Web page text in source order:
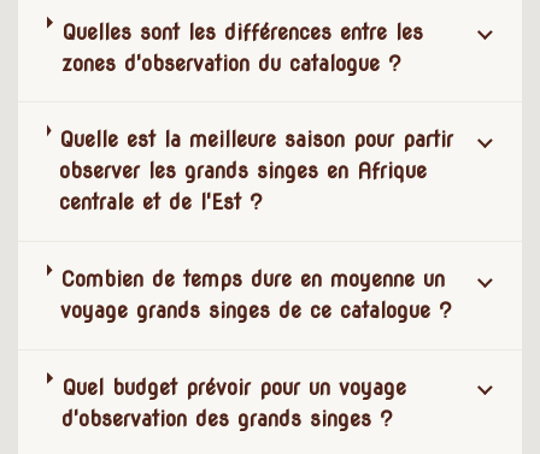
Quelles sont les différences entre les
zones d'observation du catalogue ?
Quelle est la meilleure saison pour partir
observer les grands singes en Afrique
centrale et de l'Est ?
Combien de temps dure en moyenne un
voyage grands singes de ce catalogue ?
Quel budget prévoir pour un voyage
d'observation des grands singes ?